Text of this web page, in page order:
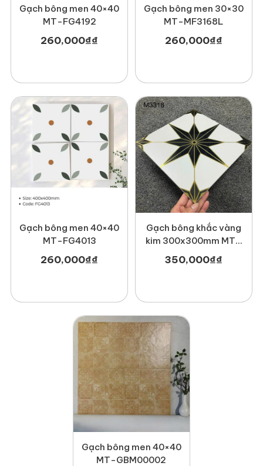
Gạch bông men 40×40
MT-FG4192
260,000₫₫
Gạch bông men 30×30
MT-MF3168L
260,000₫₫
Gạch bông men 40×40
MT-FG4013
260,000₫₫
Gạch bông khắc vàng
kim 300x300mm MT-
M3318
350,000₫₫
Gạch bông men 40×40
MT-GBM00002